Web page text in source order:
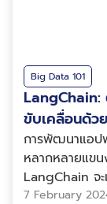
Big Data 101
ขับเคลื่อนด้ว
การพัฒนาแอป
หลากหลายแขน
LangChain จะ
7 February